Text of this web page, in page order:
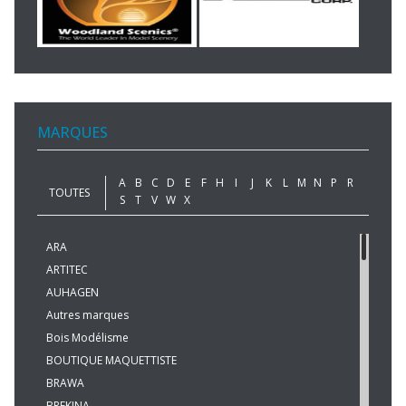
MARQUES
TOUTES
A B C D E F H I J K L M N P
R
S
T V W X
ARA
ARTITEC
AUHAGEN
Autres marques
Bois Modélisme
BOUTIQUE MAQUETTISTE
BRAWA